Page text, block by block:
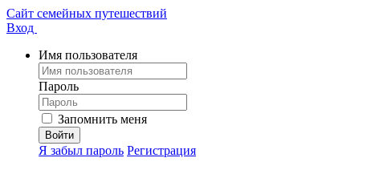
Сайт семейных путешествий
Вход
Имя пользователя
Пароль
Запомнить меня
Я забыл пароль Регистрация